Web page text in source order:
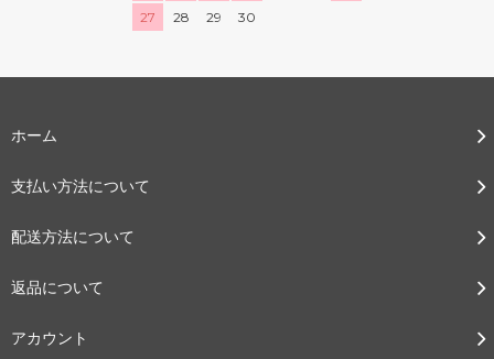
27
28 29 30
ホーム
支払い方法について
配送方法について
返品について
アカウント